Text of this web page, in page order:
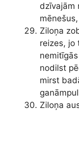
dzīvajām
Ziloņa
reizes, jo
nodilst
mirst
Ziloņa